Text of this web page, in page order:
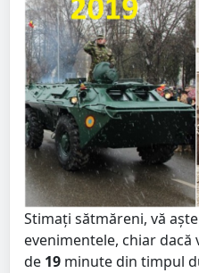
Stimați sătmăreni, vă
evenimentele, chiar
de 19 minute din timpul